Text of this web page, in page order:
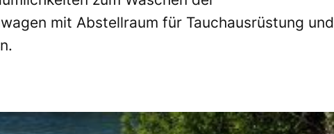
mit Abstellraum für Tauchausrüstung und